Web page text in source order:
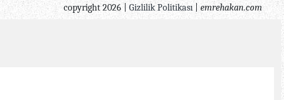
copyright 2026 | Gizlilik Politikası| emrehakan.com